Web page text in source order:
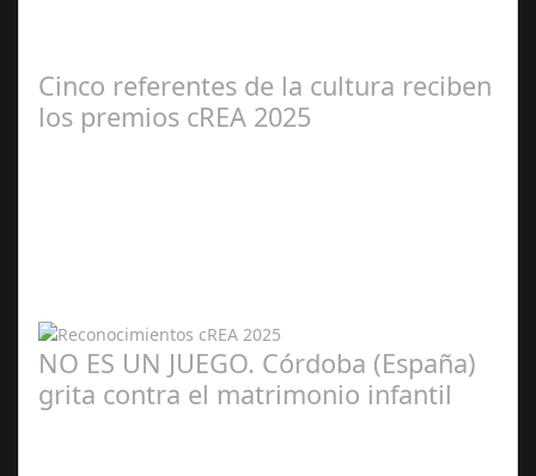
Cinco referentes de la cultura reciben
los premios cREA 2025
NO ES UN JUEGO. Córdoba (España)
grita contra el matrimonio infantil